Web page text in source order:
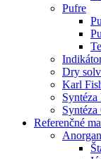
Pufre
Dry
Karl
Referenčné